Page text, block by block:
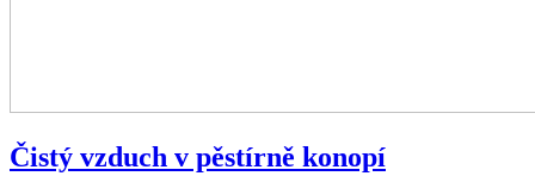
Čistý vzduch v pěstírně konopí